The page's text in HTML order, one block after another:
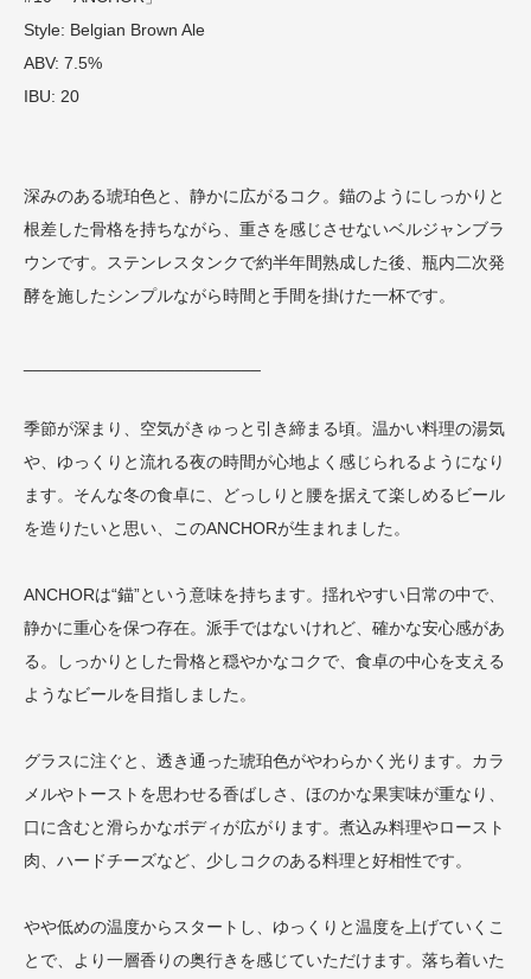
Style: Belgian Brown Ale
ABV: 7.5%
IBU: 20
深みのある琥珀色と、静かに広がるコク。錨のようにしっかりと
根差した骨格を持ちながら、重さを感じさせないベルジャンブラ
ウンです。ステンレスタンクで約半年間熟成した後、瓶内二次発
酵を施したシンプルながら時間と手間を掛けた一杯です。
季節が深まり、空気がきゅっと引き締まる頃。温かい料理の湯気
や、ゆっくりと流れる夜の時間が心地よく感じられるようになり
ます。そんな冬の食卓に、どっしりと腰を据えて楽しめるビール
を造りたいと思い、このANCHORが生まれました。
ANCHORは“錨”という意味を持ちます。揺れやすい日常の中で、
静かに重心を保つ存在。派手ではないけれど、確かな安心感があ
る。しっかりとした骨格と穏やかなコクで、食卓の中心を支える
ようなビールを目指しました。
グラスに注ぐと、透き通った琥珀色がやわらかく光ります。カラ
メルやトーストを思わせる香ばしさ、ほのかな果実味が重なり、
口に含むと滑らかなボディが広がります。煮込み料理やロースト
肉、ハードチーズなど、少しコクのある料理と好相性です。
やや低めの温度からスタートし、ゆっくりと温度を上げていくこ
とで、より一層香りの奥行きを感じていただけます。落ち着いた